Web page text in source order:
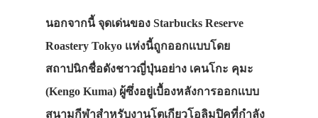
นอกจากนี้ จุดเด่นของ Starbucks Reserve
Roastery Tokyo เเห่งนี้ถูกออกเเบบโดย
สถาปนิกชื่อดังชาวญี่ปุ่นอย่าง เคนโกะ คุมะ
(Kengo Kuma) ผู้ซึ่งอยู่เบื้องหลังการออกเเบบ
สนามกีฬาสำหรับงานโตเกียวโอลิมปิคที่กำลัง